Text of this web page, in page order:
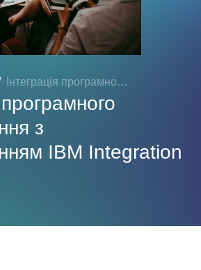
Інтеграція програмного за...
програмного
з
IBM Integration